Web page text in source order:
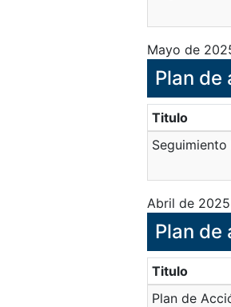
Mayo de
Plan
Titulo
Abril de 2025
Plan
Titulo
Plan de